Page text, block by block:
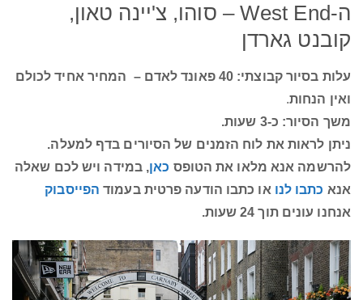
ה-West End – סוהו, צ'יינה טאון,
קובנט גארדן
עלות בסיור קבוצתי: 40 פאונד לאדם –
המחיר אחיד לכולם
ואין הנחות.
משך הסיור: כ-3 שעות.
ניתן לראות את לוח הזמנים של הסיורים בדף למעלה.
להרשמה אנא מלאו את הטופס כאן, במידה ויש לכם שאלה
אנא כתבו לנו או כתבו הודעה פרטית בעמוד הפייסבוק
אנחנו עונים תוך 24 שעות.